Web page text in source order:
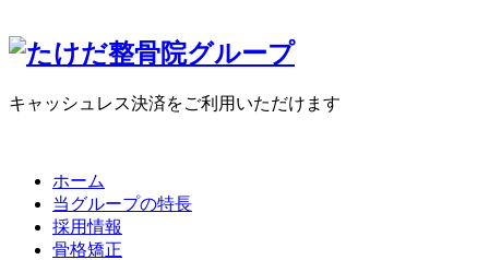
キャッシュレス決済をご利用いただけます
ホーム
当グループの特長
採用情報
骨格矯正